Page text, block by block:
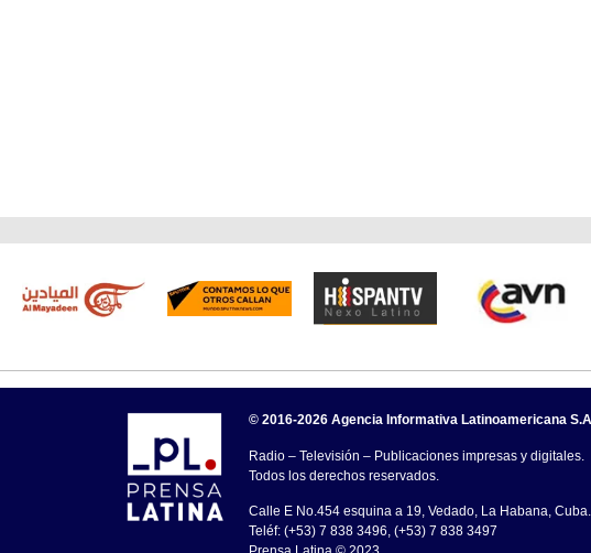
© 2016-2026 Agencia Informativa Latinoamericana
Radio – Televisión – Publicaciones impresas y digitales.
Todos los derechos reservados.
Calle E No.454 esquina a 19, Vedado, La Habana, Cuba.
Teléf: (+53) 7 838 3496, (+53) 7 838 3497